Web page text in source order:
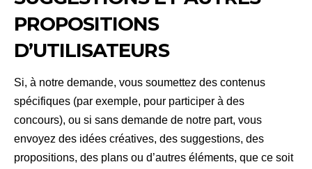
PROPOSITIONS
D’UTILISATEURS
Si, à notre demande, vous soumettez des contenus
spécifiques (par exemple, pour participer à des
concours), ou si sans demande de notre part, vous
envoyez des idées créatives, des suggestions, des
propositions, des plans ou d’autres éléments, que ce soit